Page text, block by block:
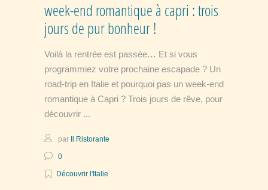
week-end romantique à capri : trois
jours de pur bonheur !
Voilà la rentrée est passée… Et si vous
programmiez votre prochaine escapade ? Un
road-trip en Italie et pourquoi pas un week-end
romantique à Capri ? Trois jours de rêve, pour
découvrir
par Il Ristorante
0
Découvrir l'Italie